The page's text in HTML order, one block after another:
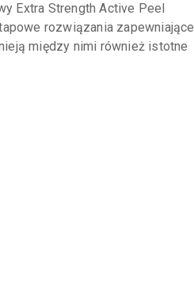
Extra Strength Active Peel
rozwiązania zapewniające
między nimi również istotne